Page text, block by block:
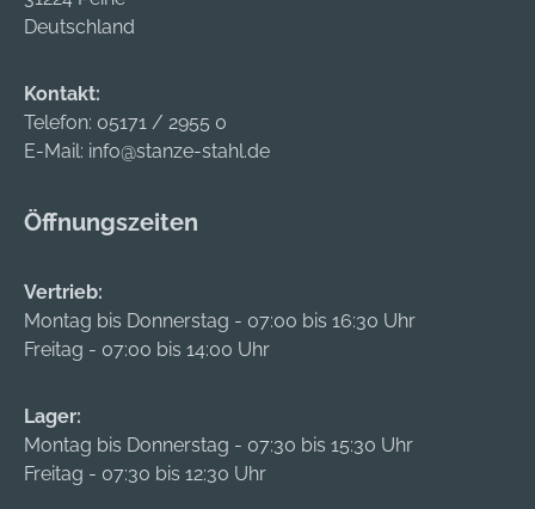
Deutschland
Kontakt:
Telefon: 05171 / 2955 0
E-Mail: info@stanze-stahl.de
Öffnungszeiten
Vertrieb:
Montag bis Donnerstag - 07:00 bis 16:30 Uhr
Freitag - 07:00 bis 14:00 Uhr
Lager:
Montag bis Donnerstag - 07:30 bis 15:30 Uhr
Freitag - 07:30 bis 12:30 Uhr